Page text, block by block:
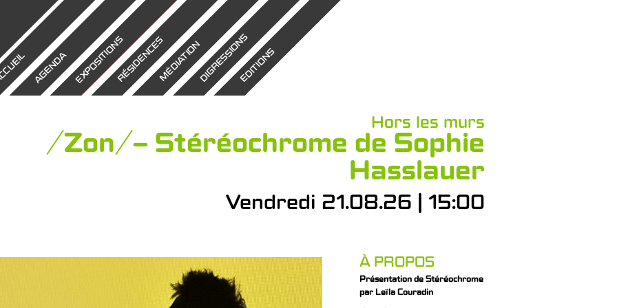
AGENDAEXPOSITIONSRÉSIDENCESMÉDIATIONDIGRESSIONSEDITIONS
Hors les murs
/Zon/ – Stéréochrome de Sophie
Hasslauer
Vendredi 21.08.26 | 15:00
À PROPOS
Présentation de Stéréochrome
par Leïla Couradin